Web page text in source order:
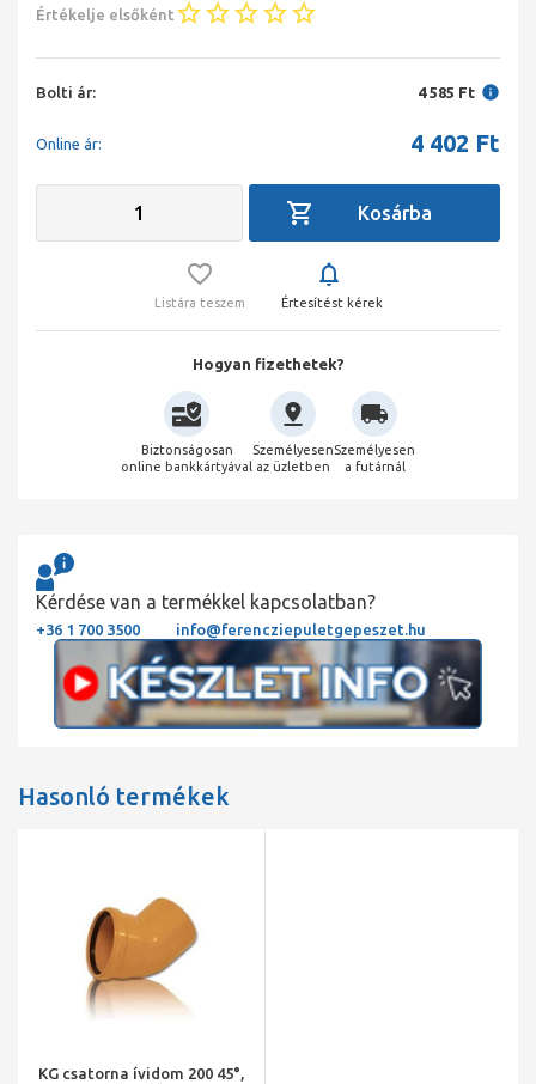
Értékelje elsőként
Bolti ár: 4 585 Ft
Online ár: 4 402 Ft
Listára teszem Értesítést kérek
Hogyan fizethetek?
Biztonságosan
online bankkártyával
Személyesen
az üzletben
Személyesen
a futárnál
Kérdése van a termékkel kapcsolatban?
+36 1 700 3500 info@ferencziepuletgepeszet.hu
Hasonló termékek
KG csatorna ívidom 200 45°,